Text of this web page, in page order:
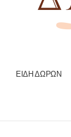
ΕΊΔΗ ΔΏΡΩΝ